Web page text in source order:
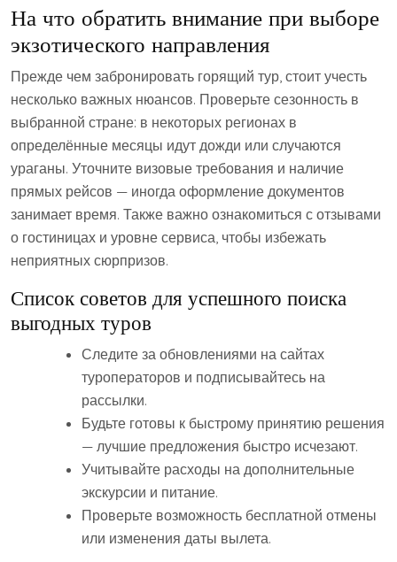
На что обратить внимание при выборе
экзотического направления
Прежде чем забронировать горящий тур, стоит учесть
несколько важных нюансов. Проверьте сезонность в
выбранной стране: в некоторых регионах в
определённые месяцы идут дожди или случаются
ураганы. Уточните визовые требования и наличие
прямых рейсов — иногда оформление документов
занимает время. Также важно ознакомиться с отзывами
о гостиницах и уровне сервиса, чтобы избежать
неприятных сюрпризов.
Список советов для успешного поиска
выгодных туров
Следите за обновлениями на сайтах
туроператоров и подписывайтесь на
рассылки.
Будьте готовы к быстрому принятию решения
— лучшие предложения быстро исчезают.
Учитывайте расходы на дополнительные
экскурсии и питание.
Проверьте возможность бесплатной отмены
или изменения даты вылета.